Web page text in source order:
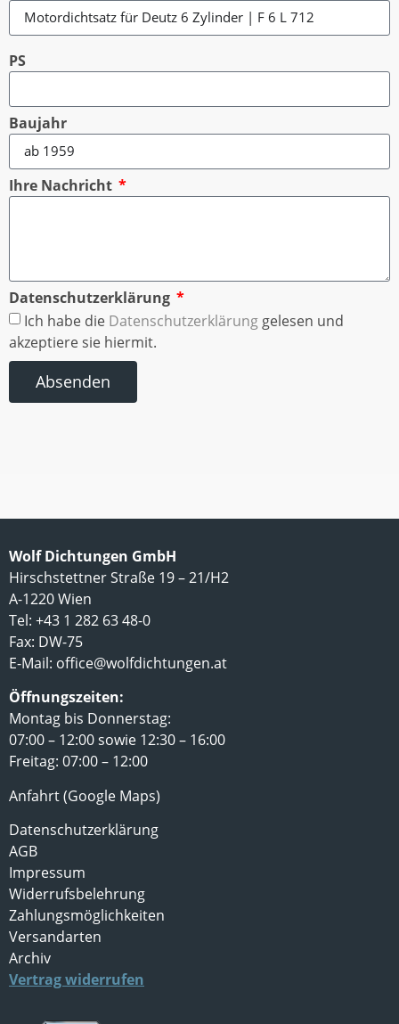
PS
Baujahr
Ihre Nachricht
Datenschutzerklärung
Ich habe die Datenschutzerklärung gelesen und
akzeptiere sie hiermit.
Absenden
Wolf Dichtungen GmbH
Hirschstettner Straße 19 – 21/H2
A-1220 Wien
Tel: +43 1 282 63 48-0
Fax: DW-75
E-Mail: office@wolfdichtungen.at
Öffnungszeiten:
Montag bis Donnerstag:
07:00 – 12:00 sowie 12:30 – 16:00
Freitag: 07:00 – 12:00
Anfahrt (Google Maps)
Datenschutzerklärung
AGB
Impressum
Widerrufsbelehrung
Zahlungsmöglichkeiten
Versandarten
Archiv
Vertrag widerrufen